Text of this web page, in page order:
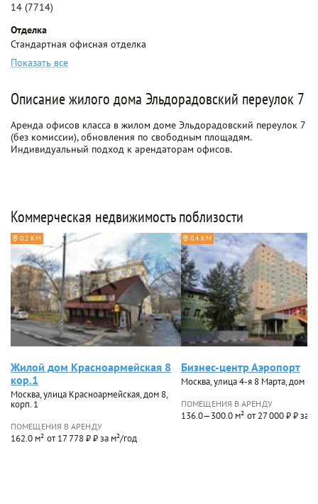
14 (7714)
Отделка
Стандартная офисная отделка
Показать все
Описание жилого дома Эльдорадовский переулок 7
Аренда офисов класса в жилом доме Эльдорадовский переулок 7
(без комиссии), обновления по свободным площадям.
Индивидуальный подход к арендаторам офисов.
Коммерческая недвижимость поблизости
0.2 КМ
Жилой дом Красноармейская 8
кор.1
Москва, улица Красноармейская, дом 8,
корп. 1
ПОМЕЩЕНИЯ В АРЕНДУ
162.0 м² от 17 778 ₽ ₽ за м²/год
0.4 КМ
Бизнес-центр Аэропорт
Москва, улица 4-я 8 Марта, дом 6А
ПОМЕЩЕНИЯ В АРЕНДУ
136.0—300.0 м² от 27 000 ₽ ₽ за